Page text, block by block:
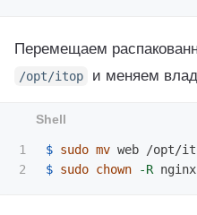
Перемещаем
/opt/itop и меняем
1
$ sudo mv
$ sudo chown -R